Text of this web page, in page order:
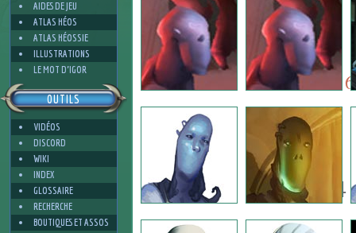
AIDES DE JEU
ATLAS HÉOS
ATLAS HÉOSSIE
ILLUSTRATIONS
LE MOT D'IGOR
OUTILS
VIDÉOS
DISCORD
WIKI
INDEX
GLOSSAIRE
RECHERCHE
BOUTIQUES ET ASSOS
6
8
5
5
4
4